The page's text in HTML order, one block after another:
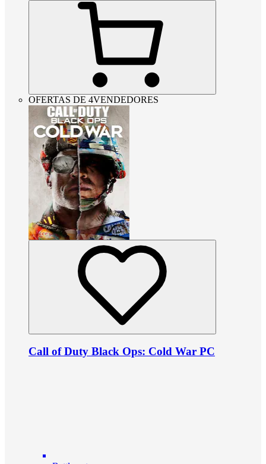
OFERTAS DE 4VENDEDORES
Call of Duty Black Ops: Cold War PC